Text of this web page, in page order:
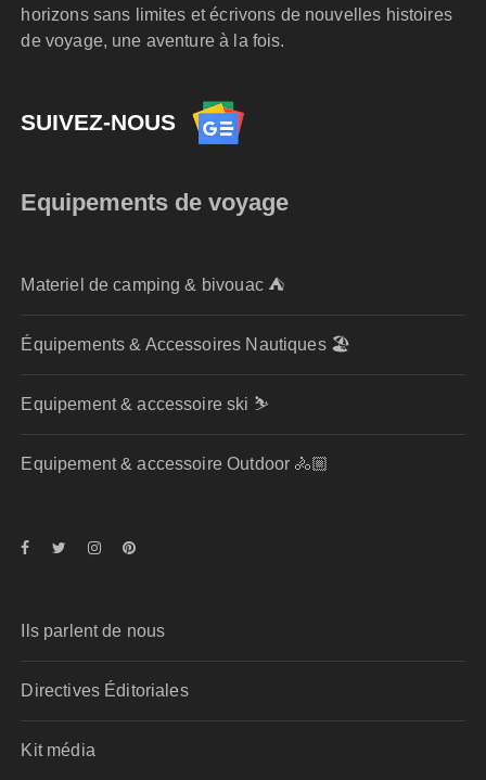
horizons sans limites et écrivons de nouvelles histoires
de voyage, une aventure à la fois.
SUIVEZ-NOUS
Equipements de voyage
Materiel de camping & bivouac ⛺
Équipements & Accessoires Nautiques 🏖️
Equipement & accessoire ski ⛷️
Equipement & accessoire Outdoor 🚴🏼
Ils parlent de nous
Directives Éditoriales
Kit média